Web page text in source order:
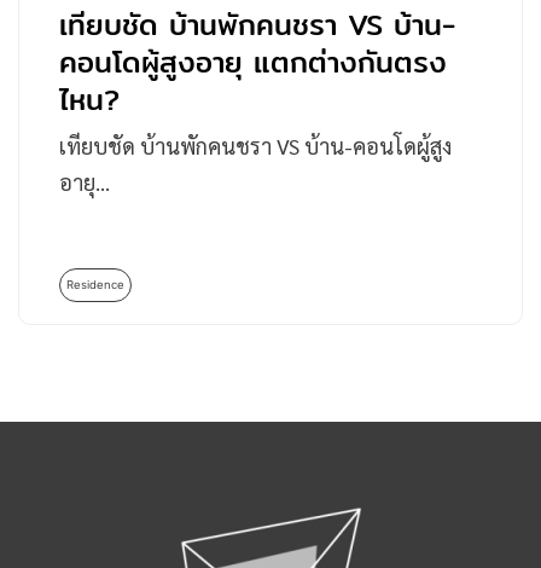
เทียบชัด บ้านพักคนชรา VS บ้าน-
คอนโดผู้สูงอายุ แตกต่างกันตรง
ไหน?
เทียบชัด บ้านพักคนชรา VS บ้าน-คอนโดผู้สูง
อายุ…
Residence